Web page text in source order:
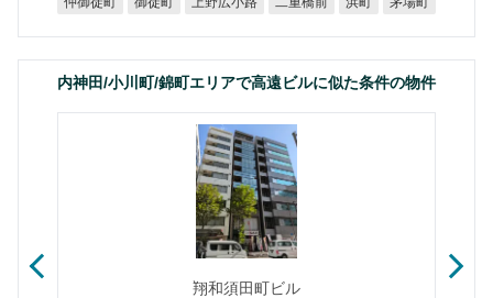
内神田/小川町/錦町エリアで高遠ビルに似た条件の物件
翔和須田町ビル